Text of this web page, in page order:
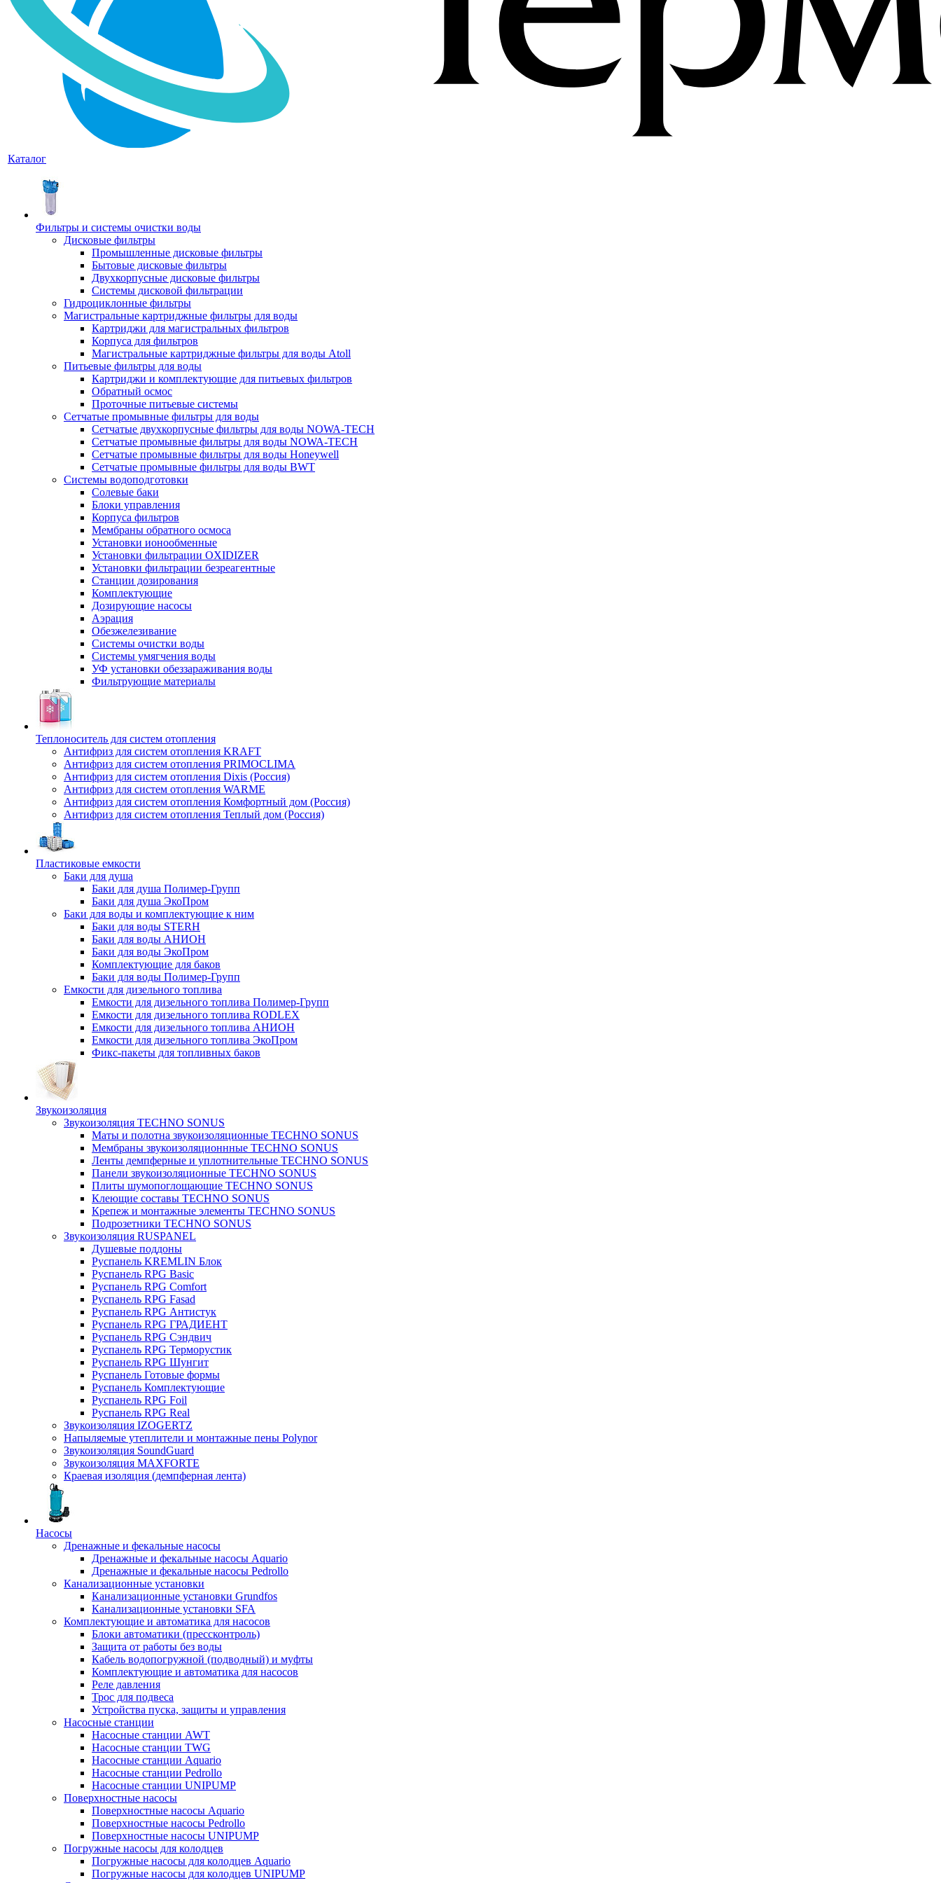
Каталог
Фильтры и системы очистки воды
Дисковые фильтры
Промышленные дисковые фильтры
Бытовые дисковые фильтры
Двухкорпусные дисковые фильтры
Системы дисковой фильтрации
Гидроциклонные фильтры
Магистральные картриджные фильтры для воды
Картриджи для магистральных фильтров
Корпуса для фильтров
Магистральные картриджные фильтры для воды Atoll
Питьевые фильтры для воды
Картриджи и комплектующие для питьевых фильтров
Обратный осмос
Проточные питьевые системы
Сетчатые промывные фильтры для воды
Сетчатые двухкорпусные фильтры для воды NOWA-TECH
Сетчатые промывные фильтры для воды NOWA-TECH
Сетчатые промывные фильтры для воды Honeywell
Сетчатые промывные фильтры для воды BWT
Системы водоподготовки
Солевые баки
Блоки управления
Корпуса фильтров
Мембраны обратного осмоса
Установки ионообменные
Установки фильтрации OXIDIZER
Установки фильтрации безреагентные
Станции дозирования
Комплектующие
Дозирующие насосы
Аэрация
Обезжелезивание
Системы очистки воды
Системы умягчения воды
УФ установки обеззараживания воды
Фильтрующие материалы
Теплоноситель для систем отопления
Антифриз для систем отопления KRAFT
Антифриз для систем отопления PRIMOCLIMA
Антифриз для систем отопления Dixis (Россия)
Антифриз для систем отопления WARME
Антифриз для систем отопления Комфортный дом (Россия)
Антифриз для систем отопления Теплый дом (Россия)
Пластиковые емкости
Баки для душа
Баки для душа Полимер-Групп
Баки для душа ЭкоПром
Баки для воды и комплектующие к ним
Баки для воды STERH
Баки для воды АНИОН
Баки для воды ЭкоПром
Комплектующие для баков
Баки для воды Полимер-Групп
Емкости для дизельного топлива
Емкости для дизельного топлива Полимер-Групп
Емкости для дизельного топлива RODLEX
Емкости для дизельного топлива АНИОН
Емкости для дизельного топлива ЭкоПром
Фикс-пакеты для топливных баков
Звукоизоляция
Звукоизоляция TECHNO SONUS
Маты и полотна звукоизоляционные TECHNO SONUS
Мембраны звукоизоляционнные TECHNO SONUS
Ленты демпферные и уплотнительные TECHNO SONUS
Панели звукоизоляционные TECHNO SONUS
Плиты шумопоглощающие TECHNO SONUS
Клеющие составы TECHNO SONUS
Крепеж и монтажные элементы TECHNO SONUS
Подрозетники TECHNO SONUS
Звукоизоляция RUSPANEL
Душевые поддоны
Руспанель KREMLIN Блок
Руспанель RPG Basic
Руспанель RPG Comfort
Руспанель RPG Fasad
Руспанель RPG Антистук
Руспанель RPG ГРАДИЕНТ
Руспанель RPG Сэндвич
Руспанель RPG Терморустик
Руспанель RPG Шунгит
Руспанель Готовые формы
Руспанель Комплектующие
Руспанель RPG Foil
Руспанель RPG Real
Звукоизоляция IZOGERTZ
Напыляемые утеплители и монтажные пены Polynor
Звукоизоляция SoundGuard
Звукоизоляция MAXFORTE
Краевая изоляция (демпферная лента)
Насосы
Дренажные и фекальные насосы
Дренажные и фекальные насосы Aquario
Дренажные и фекальные насосы Pedrollo
Канализационные установки
Канализационные установки Grundfos
Канализационные установки SFA
Комплектующие и автоматика для насосов
Блоки автоматики (прессконтроль)
Защита от работы без воды
Кабель водопогружной (подводный) и муфты
Комплектующие и автоматика для насосов
Реле давления
Трос для подвеса
Устройства пуска, защиты и управления
Насосные станции
Насосные станции AWT
Насосные станции TWG
Насосные станции Aquario
Насосные станции Pedrollo
Насосные станции UNIPUMP
Поверхностные насосы
Поверхностные насосы Aquario
Поверхностные насосы Pedrollo
Поверхностные насосы UNIPUMP
Погружные насосы для колодцев
Погружные насосы для колодцев Aquario
Погружные насосы для колодцев UNIPUMP